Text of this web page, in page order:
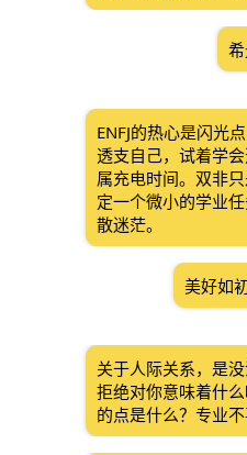
ENFJ的热心是闪光
透支自己，试着学
属充电时间。双非
定一个微小的学业
散迷茫。
美好如
关于人际关系，是
拒绝对你意味着什
的点是什么？专业